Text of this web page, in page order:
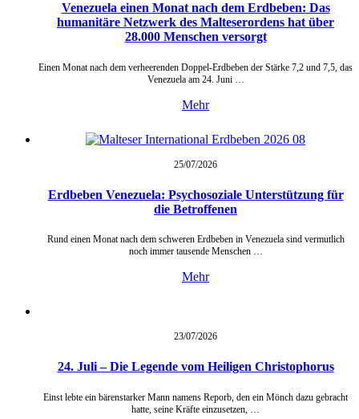
Venezuela einen Monat nach dem Erdbeben: Das
humanitäre Netzwerk des Malteserordens hat über
28.000 Menschen versorgt
Einen Monat nach dem verheerenden Doppel-Erdbeben der Stärke 7,2 und 7,5, das
Venezuela am 24. Juni …
Mehr
25/07/2026
Erdbeben Venezuela: Psychosoziale Unterstützung für
die Betroffenen
Rund einen Monat nach dem schweren Erdbeben in Venezuela sind vermutlich
noch immer tausende Menschen …
Mehr
23/07/2026
24. Juli – Die Legende vom Heiligen Christophorus
Einst lebte ein bärenstarker Mann namens Reporb, den ein Mönch dazu gebracht
hatte, seine Kräfte einzusetzen, …